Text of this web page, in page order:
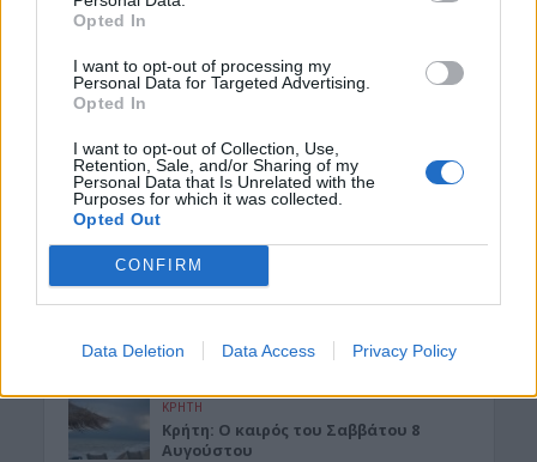
Opted In
I want to opt-out of processing my
Personal Data for Targeted Advertising.
Opted In
I want to opt-out of Collection, Use,
Retention, Sale, and/or Sharing of my
Personal Data that Is Unrelated with the
Purposes for which it was collected.
Opted Out
CONFIRM
Data Deletion Data Access Privacy Policy
8 Αυγούστου 2026 08:20
Τα νηστίσιμα του
Δεκαπενταύγουστου: Συνταγές με
γεύση καλοκαιριού
ΜΑΤΙΕΣ ΣΤΟ ΠΑΡΕΛΘΟΝ
Μπλεκ: O ήρωας που έδερνε τους
Άγγλους και φορούσε γούνινο καπέλο
8 Αυγούστου 2026 08:14
ΚΡΗΤΗ
Κρήτη: O καιρός του Σαββάτου 8
Αυγούστου